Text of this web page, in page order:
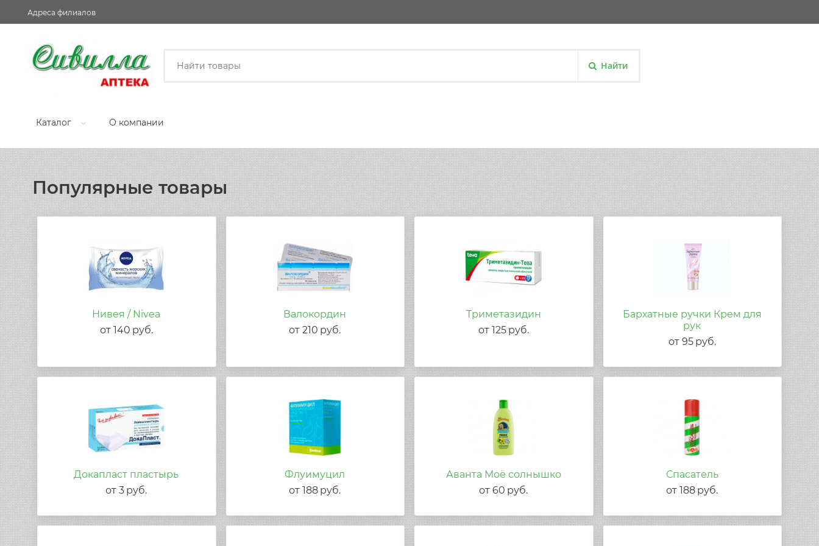
Адреса филиалов
Найти
Каталог О компании
Популярные товары
Нивея / Nivea
от 140 руб.
Валокордин
от210 руб.
Триметазидин
от 125 руб.
Бархатные ручки Крем для
рук
от 95 руб.
Докапласт пластырь
от3 руб.
Флуимуцил
от188 руб.
Аванта Моё солнышко
от60 руб.
Спасатель
от188 руб.